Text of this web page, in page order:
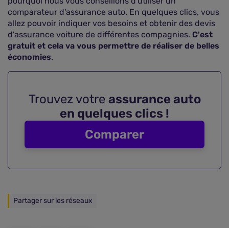
comparateur d'assurance auto. En quelques clics, vous
allez pouvoir indiquer vos besoins et obtenir des devis
d'assurance voiture de différentes compagnies. C'est
gratuit et cela va vous permettre de réaliser de belles
économies.
Trouvez votre assurance auto
en quelques clics !
Comparer
Partager sur les réseaux